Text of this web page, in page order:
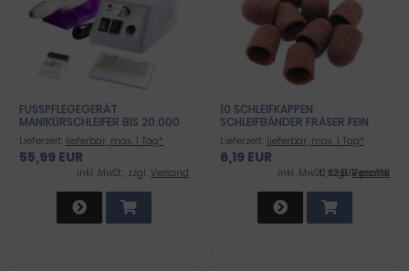
FUSSPFLEGEGERÄT M
ANIKÜRSCHLEIFER BIS 20.000 U
MDREHUNGEN
Lieferzeit: lieferbar, max. 1 Tag*
55,99 EUR
inkl .MwSt., zzgl. Versand
10 SCHLEIFKAPPEN
SCHLEIFBÄNDER FRÄSER FEIN
13MM
Lieferzeit: lieferbar, max. 1 Tag*
6,19 EUR
0,62 EUR pro Stk.
inkl .MwSt., zzgl.Versand